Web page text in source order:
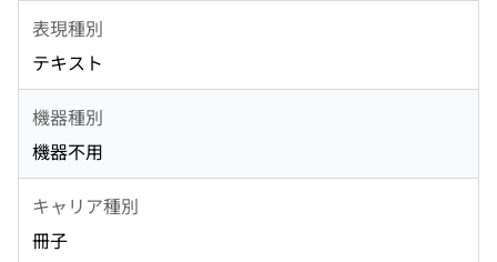
表現種別
テキスト
機器種別
機器不用
キャリア種別
冊子